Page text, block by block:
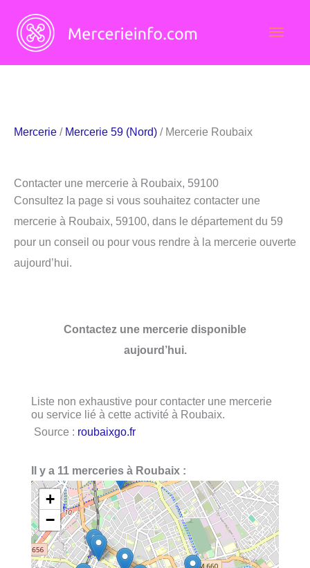
contenu
Mercerie / Mercerie 59 (Nord) / Mercerie Roubaix
Contacter une mercerie à Roubaix, 59100
Consultez la page si vous souhaitez contacter une
mercerie à Roubaix, 59100, dans le département du 59
pour un conseil ou pour vous rendre à la mercerie ouverte
aujourd’hui.
Contactez une mercerie disponible
aujourd’hui.
Liste non exhaustive pour contacter une mercerie
ou service lié à cette activité à Roubaix.
Source : roubaixgo.fr
Il y a 11 merceries à Roubaix :
+
−